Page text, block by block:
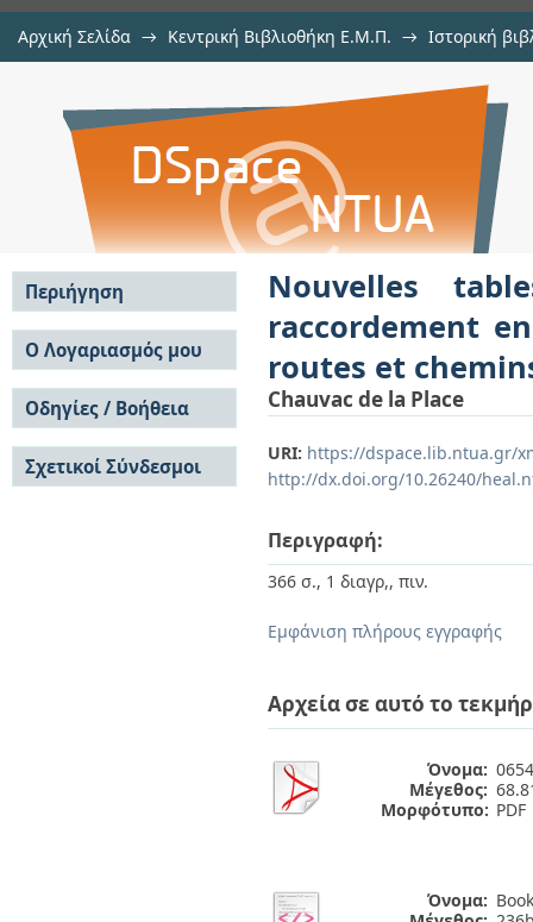
Αρχική Σελίδα → Κεντρική Βιβλιοθήκη Ε.Μ.Π. → Ιστορική
Nouvelles tables pour le tracé
chemins de fer, canaux, routes et
Nouvelles
raccordement
routes et
Chauvac de la Place
URI: https://dspace.lib.ntua.gr/
http://dx.doi.org/10.26240/
Περιγραφή:
366 σ., 1 διαγρ,, πιν.
Εμφάνιση πλήρους εγγραφής
Αρχεία σε αυτό το
Όνομα:
Μέγεθος:
Μορφότυπο: PDF
Όνομα:
Περιήγηση
Σε όλο το DSpace
Κοινότητες & Συλλογές
Ανά Ημερομηνία
Έκδοσης
Συγγραφείς
Τίτλοι
Θέματα
Ο Λογαριασμός μου
Σύνδεση
Εγγραφή
Οδηγίες / Βοήθεια
Οδηγίες Υποβολής
Οδηγίες Χρήσης ΙΑ
Συχνές Ερωτήσεις
Σχετικοί Σύνδεσμοι